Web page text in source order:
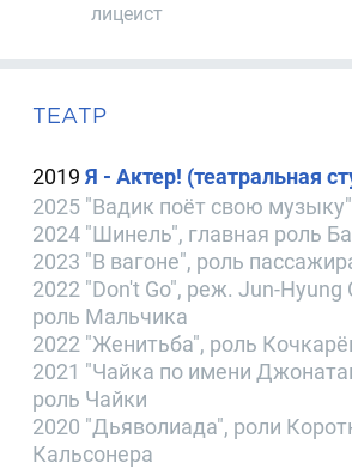
лицеист
ТЕАТР
2019Я - Актер! (театральная
2025 "Вадик поёт свою
2024 "Шинель", главная роль
2023 "В вагоне", роль
2022 "Don't Go", реж. Jun-Hyung
роль Мальчика
2022 "Женитьба", роль
2021 "Чайка по имени
роль Чайки
2020 "Дьяволиада", роли
Кальсонера